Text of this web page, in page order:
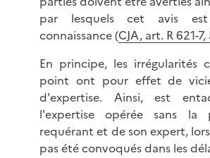
par lesquels cet avis
connaissance (CJA, art. R 621-7,
En principe, les irrégularités
point ont pour effet de
d'expertise. Ainsi, est
l'expertise opérée sans la
requérant et de son expert,
pas été convoqués dans les